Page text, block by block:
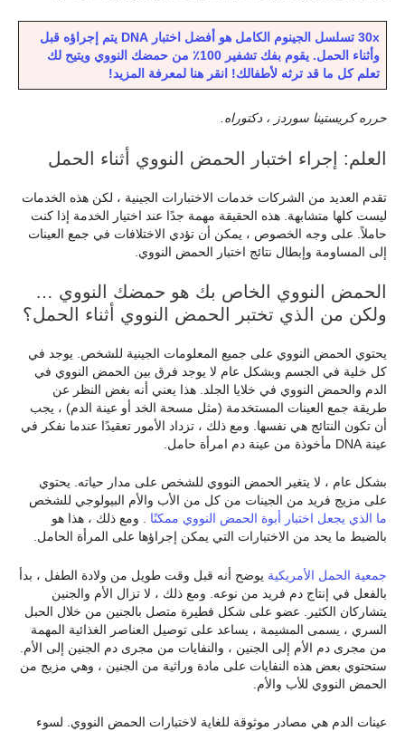
30x تسلسل الجينوم الكامل هو أفضل اختبار DNA يتم إجراؤه قبل
وأثناء الحمل. يقوم بفك تشفير 100٪ من حمضك النووي ويتيح لك
تعلم كل ما قد ترثه لأطفالك! انقر هنا لمعرفة المزيد!
حرره كريستينا سوردز ، دكتوراه.
العلم: إجراء اختبار الحمض النووي أثناء الحمل
تقدم العديد من الشركات خدمات الاختبارات الجينية ، لكن هذه الخدمات
ليست كلها متشابهة. هذه الحقيقة مهمة جدًا عند اختيار الخدمة إذا كنت
حاملاً. على وجه الخصوص ، يمكن أن تؤدي الاختلافات في جمع العينات
إلى المساومة وإبطال نتائج اختبار الحمض النووي.
الحمض النووي الخاص بك هو حمضك النووي …
ولكن من الذي تختبر الحمض النووي أثناء الحمل؟
يحتوي الحمض النووي على جميع المعلومات الجينية للشخص. يوجد في
كل خلية في الجسم وبشكل عام لا يوجد فرق بين الحمض النووي في
الدم والحمض النووي في خلايا الجلد. هذا يعني أنه بغض النظر عن
طريقة جمع العينات المستخدمة (مثل مسحة الخد أو عينة الدم) ، يجب
أن تكون النتائج هي نفسها. ومع ذلك ، تزداد الأمور تعقيدًا عندما نفكر في
عينة DNA مأخوذة من عينة دم امرأة حامل.
بشكل عام ، لا يتغير الحمض النووي للشخص على مدار حياته. يحتوي
على مزيج فريد من الجينات من كل من الأب والأم البيولوجي للشخص
ما الذي يجعل اختبار أبوة الحمض النووي ممكنًا . ومع ذلك ، هذا هو
بالضبط ما يحد من الاختبارات التي يمكن إجراؤها على المرأة الحامل.
جمعية الحمل الأمريكية يوضح أنه قبل وقت طويل من ولادة الطفل ، بدأ
بالفعل في إنتاج دم فريد من نوعه. ومع ذلك ، لا تزال الأم والجنين
يتشاركان الكثير. عضو على شكل فطيرة متصل بالجنين من خلال الحبل
السري ، يسمى المشيمة ، يساعد على توصيل العناصر الغذائية المهمة
من مجرى دم الأم إلى الجنين ، والنفايات من مجرى دم الجنين إلى الأم.
ستحتوي بعض هذه النفايات على مادة وراثية من الجنين ، وهي مزيج من
الحمض النووي للأب والأم.
عينات الدم هي مصادر موثوقة للغاية لاختبارات الحمض النووي. لسوء